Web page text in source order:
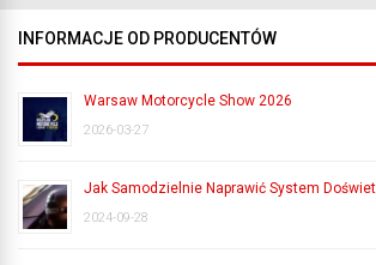
INFORMACJE OD PRODUCENTÓW
Warsaw Motorcycle Show 2026
2026-03-27
Jak Samodzielnie Naprawić System
2024-09-28